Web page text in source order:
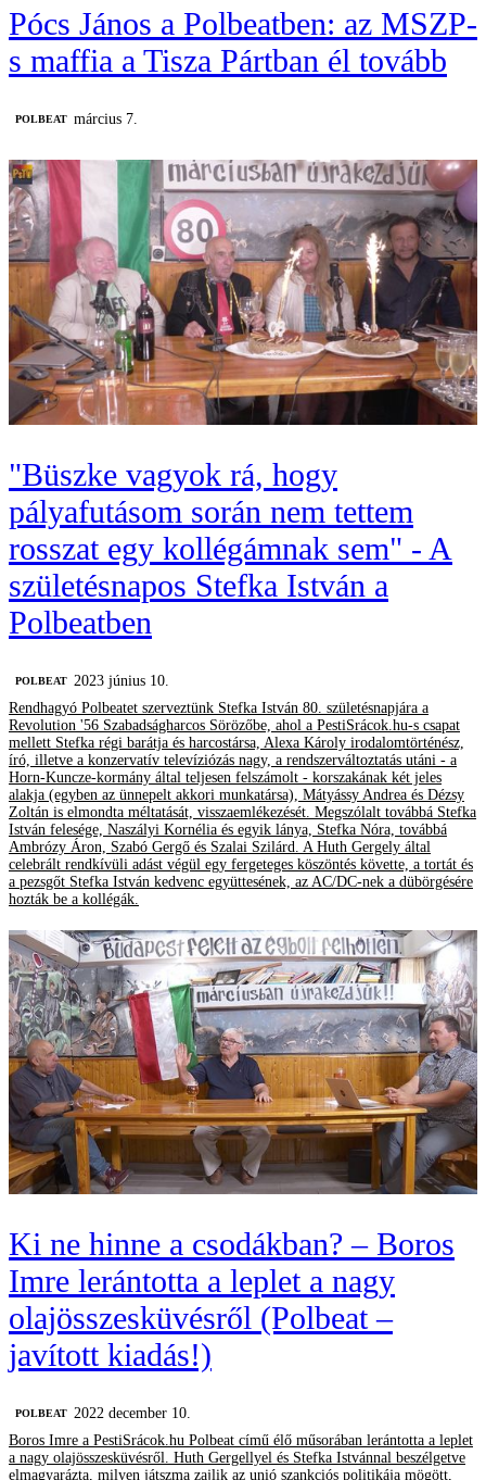
Pócs János a Polbeatben: az MSZP-
s maffia a Tisza Pártban él tovább
‎POLBEAT március 7.
"Büszke vagyok rá, hogy
pályafutásom során nem tettem
rosszat egy kollégámnak sem" - A
születésnapos Stefka István a
Polbeatben
‎POLBEAT
2023 június 10.
Rendhagyó Polbeatet szerveztünk Stefka István 80. születésnapjára a
Revolution '56 Szabadságharcos Sörözőbe, ahol a PestiSrácok.hu-s csapat
mellett Stefka régi barátja és harcostársa, Alexa Károly irodalomtörténész,
író, illetve a konzervatív televíziózás nagy, a rendszerváltoztatás utáni - a
Horn-Kuncze-kormány által teljesen felszámolt - korszakának két jeles
alakja (egyben az ünnepelt akkori munkatársa), Mátyássy Andrea és Dézsy
Zoltán is elmondta méltatását, visszaemlékezését. Megszólalt továbbá Stefka
István felesége, Naszályi Kornélia és egyik lánya, Stefka Nóra, továbbá
Ambrózy Áron, Szabó Gergő és Szalai Szilárd. A Huth Gergely által
celebrált rendkívüli adást végül egy fergeteges köszöntés követte, a tortát és
a pezsgőt Stefka István kedvenc együttesének, az AC/DC-nek a dübörgésére
hozták be a kollégák.
Ki ne hinne a csodákban? – Boros
Imre lerántotta a leplet a nagy
olajösszesküvésről (Polbeat –
javított kiadás!)
‎POLBEAT
2022 december 10.
Boros Imre a PestiSrácok.hu Polbeat című élő műsorában lerántotta a leplet
a nagy olajösszesküvésről. Huth Gergellyel és Stefka Istvánnal beszélgetve
elmagyarázta, milyen játszma zajlik az unió szankciós politikája mögött,